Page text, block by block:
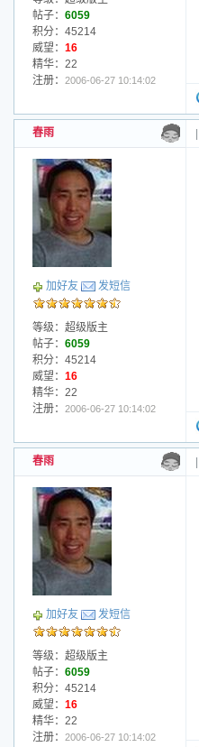
帖子： 6059
积分：45214
威望： 16
精华：22
注册： 2006-06-27 10:14:02
春雨
加好友 发短信
等级：超级版主
帖子： 6059
积分：45214
威望： 16
精华：22
注册： 2006-06-27 10:14:02
春雨
加好友 发短信
等级：超级版主
帖子： 6059
积分：45214
威望： 16
精华：22
注册： 2006-06-27 10:14:02